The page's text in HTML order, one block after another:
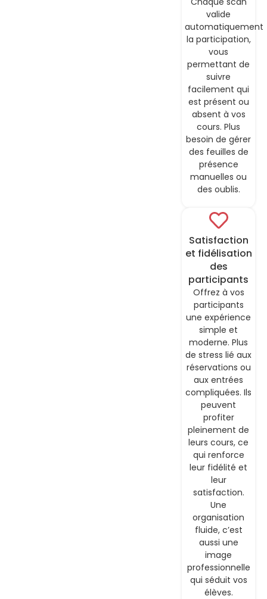
valide
automatiquement
la participation,
vous
permettant de
suivre
facilement qui
est présent ou
absent à vos
cours. Plus
besoin de gérer
des feuilles de
présence
manuelles ou
des oublis.
Satisfaction
et fidélisation
des
participants
Offrez à vos
participants
une expérience
simple et
moderne. Plus
de stress lié aux
réservations ou
aux entrées
compliquées. Ils
peuvent
profiter
pleinement de
leurs cours, ce
qui renforce
leur fidélité et
leur
satisfaction.
Une
organisation
fluide, c’est
aussi une
image
professionnelle
qui séduit vos
élèves.